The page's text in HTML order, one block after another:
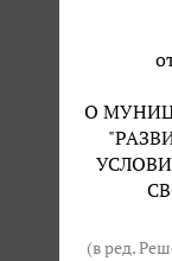
О
(в ред.